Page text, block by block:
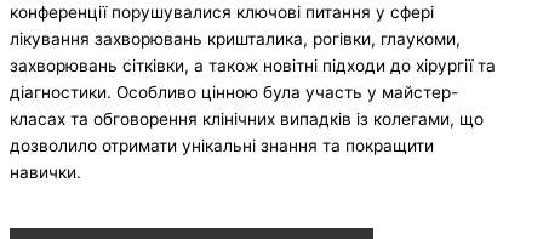
конференції порушувалися ключові питання у сфері
лікування захворювань кришталика, рогівки, глаукоми,
захворювань сітківки, а також новітні підходи до хірургії та
діагностики. Особливо цінною була участь у майстер-
класах та обговорення клінічних випадків із колегами, що
дозволило отримати унікальні знання та покращити
навички.